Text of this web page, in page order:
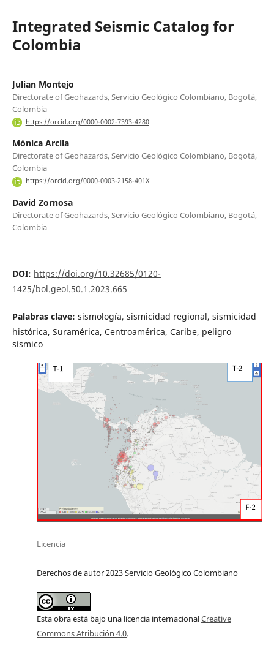
Integrated Seismic Catalog for
Colombia
Julian Montejo
Directorate of Geohazards, Servicio Geológico Colombiano, Bogotá,
Colombia
https://orcid.org/0000-0002-7393-4280
Mónica Arcila
Directorate of Geohazards, Servicio Geológico Colombiano, Bogotá,
Colombia
https://orcid.org/0000-0003-2158-401X
David Zornosa
Directorate of Geohazards, Servicio Geológico Colombiano, Bogotá,
Colombia
DOI: https://doi.org/10.32685/0120-
1425/bol.geol.50.1.2023.665
Palabras clave: sismología, sismicidad regional, sismicidad
histórica, Suramérica, Centroamérica, Caribe, peligro
sísmico
Licencia
Derechos de autor 2023 Servicio Geológico Colombiano
Esta obra está bajo una licencia internacionalCreative
Commons Atribución 4.0.